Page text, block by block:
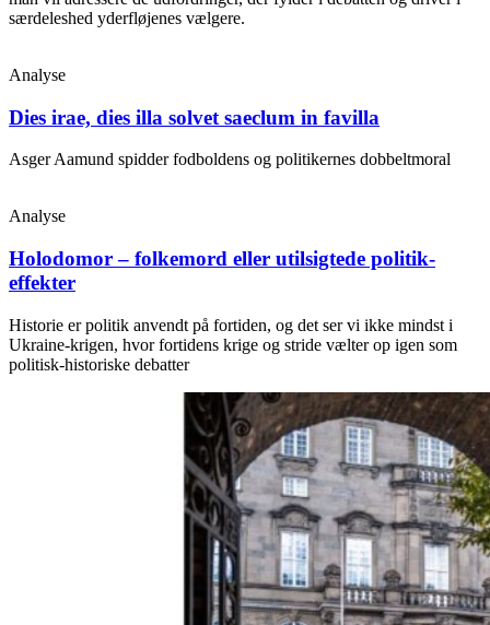
særdeleshed yderfløjenes vælgere.
Analyse
Dies irae, dies illa solvet saeclum in favilla
Asger Aamund spidder fodboldens og politikernes dobbeltmoral
Analyse
Holodomor – folkemord eller utilsigtede politik-
effekter
Historie er politik anvendt på fortiden, og det ser vi ikke mindst i
Ukraine-krigen, hvor fortidens krige og stride vælter op igen som
politisk-historiske debatter